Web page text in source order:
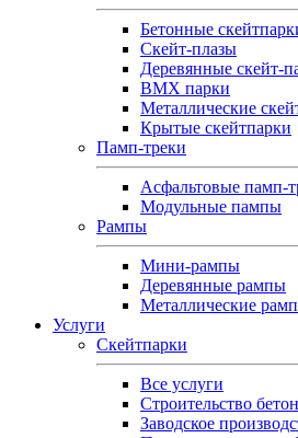
Бетонные
Скейт‑плазы
Деревянные
BMX парки
Металлические
Крытые скейтпарки
Памп-треки
Асфальтовые
Модульные пампы
Рампы
Мини-рампы
Деревянные рампы
Металлические
Услуги
Скейтпарки
Все услуги
Строительство
Заводское